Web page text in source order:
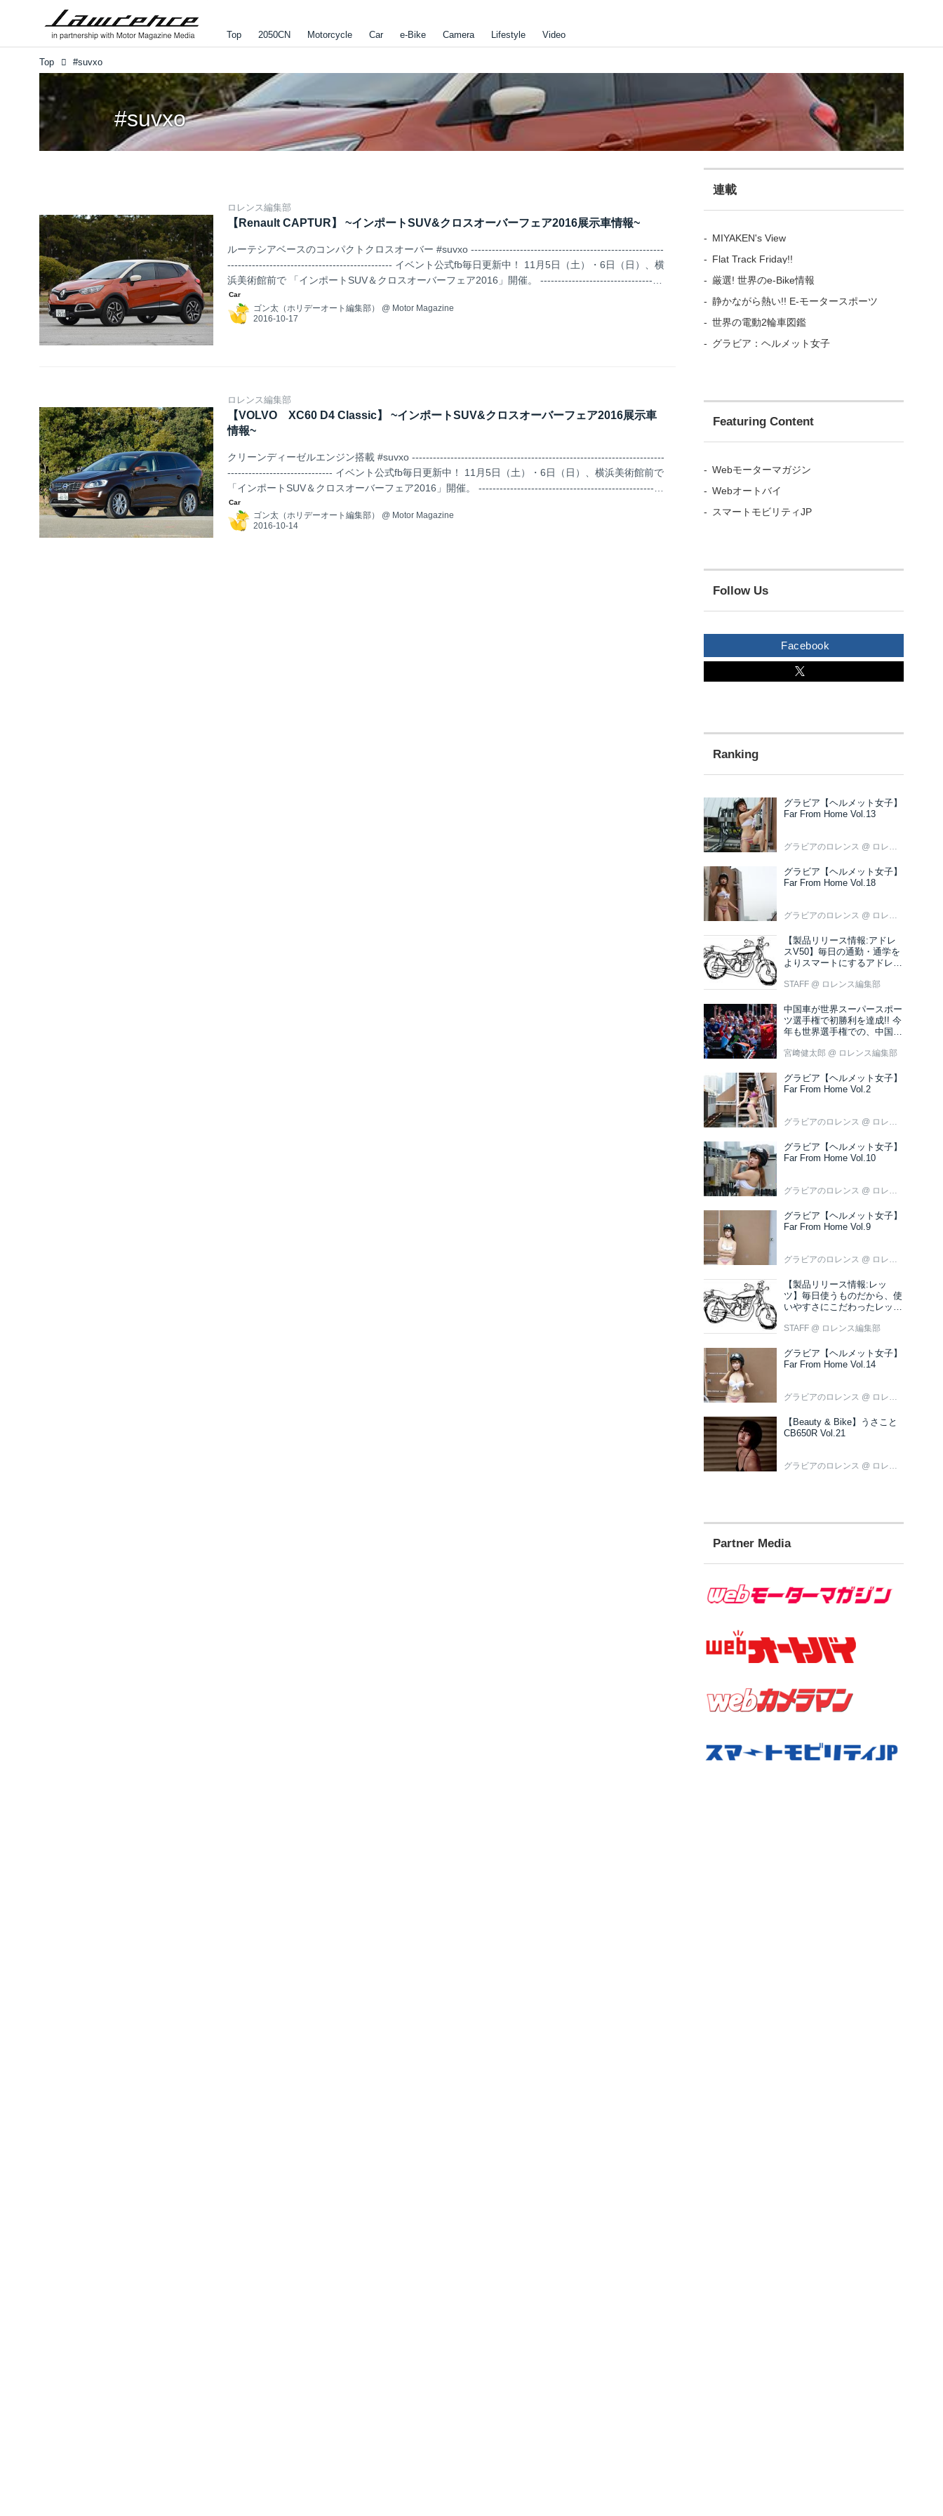
Top 2050CN Motorcycle Car e-Bike Camera Lifestyle Video
Top #suvxo
#suvxo
ロレンス編集部
【Renault CAPTUR】 ~インポートSUV&クロスオーバーフェア2016展示車情報~
ルーテシアベースのコンパクトクロスオーバー #suvxo -------------------------------------------------------
----------------------------------------------- イベント公式fb毎日更新中！ 11月5日（土）・6日（日）、横
浜美術館前で 「インポートSUV＆クロスオーバーフェア2016」開催。 -----------------------------------
---------------------------------------------------------------...
ゴン太（ホリデーオート編集部） @ Motor Magazine
ロレンス編集部
【VOLVO XC60 D4 Classic】 ~インポートSUV&クロスオーバーフェア2016展示車
情報~
クリーンディーゼルエンジン搭載 #suvxo ------------------------------------------------------------------------
------------------------------ イベント公式fb毎日更新中！ 11月5日（土）・6日（日）、横浜美術館前で
「インポートSUV＆クロスオーバーフェア2016」開催。 -----------------------------------------------------
------------------------------------------------- 展...
ゴン太（ホリデーオート編集部） @ Motor Magazine
連載
MIYAKEN's View
Flat Track Friday!!
厳選! 世界のe-Bike情報
静かながら熱い!! E-モータースポーツ
世界の電動2輪車図鑑
グラビア：ヘルメット女子
Featuring Content
Webモーターマガジン
Webオートバイ
スマートモビリティJP
Follow Us
Facebook
グラビア【ヘルメット女子】
Far From Home Vol.13
グラビアのロレンス @ ロレンス編集部
グラビア【ヘルメット女子】
Far From Home Vol.18
グラビアのロレンス @ ロレンス編集部
【製品リリース情報:アドレ
スV50】毎日の通勤・通学を
よりスマートにするアドレス
STAFF @ ロレンス編集部
中国車が世界スーパースポー
ツ選手権で初勝利を達成!! 今
年も世界選手権での、中国車
宮﨑健太郎 @ ロレンス編集部
グラビア【ヘルメット女子】
Far From Home Vol.2
グラビアのロレンス @ ロレンス編集部
グラビア【ヘルメット女子】
Far From Home Vol.10
グラビアのロレンス @ ロレンス編集部
グラビア【ヘルメット女子】
Far From Home Vol.9
グラビアのロレンス @ ロレンス編集部
【製品リリース情報:レッ
ツ】毎日使うものだから、使
いやすさにこだわったレッツ
STAFF @ ロレンス編集部
グラビア【ヘルメット女子】
Far From Home Vol.14
グラビアのロレンス @ ロレンス編集部
【Beauty & Bike】うさこと
CB650R Vol.21
グラビアのロレンス @ ロレンス編集部
Partner Media